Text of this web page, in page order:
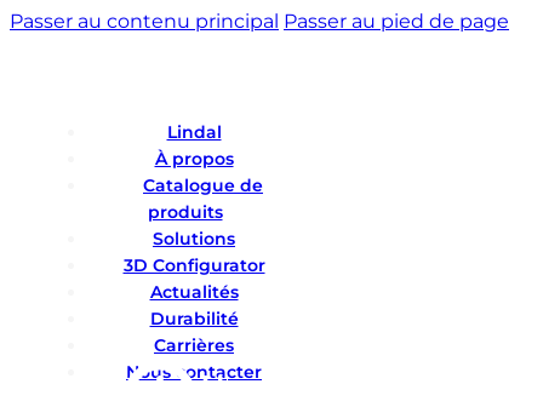
Passer au contenu principal Passer au pied de page
Lindal
À propos
Catalogue de
produits
Solutions
3D Configurator
Actualités
Durabilité
Carrières
Nous contacter